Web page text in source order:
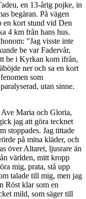
en 13-årig pojke, in
begäran. På vägen
en kort stund vid Den
4 km från hans hus.
"Jag visste inte
be var Fadervår,
be i Kyrkan kom ifrån,
ner och sa en kort
som
utan sinne.
Ave Maria och Gloria,
jag att göra tecknet
stoppades. Jag tittade
på mina kläder, och
över Altaret, ljusrare än
världen, mitt kropp
mig, prata, stå upp
talade till mig, men jag
Röst klar som en
mild, som säger till